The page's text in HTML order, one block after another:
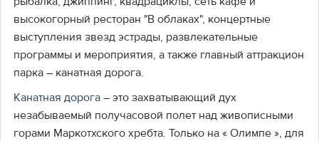
высокогорный ресторан "В облаках", концертные
выступления звезд эстрады, развлекательные
программы и мероприятия, а также главный аттракцион
парка – канатная дорога.
Канатная дорога – это захватывающий дух
незабываемый получасовой полет над живописными
горами Маркотхского хребта. Только на « Олимпе », для